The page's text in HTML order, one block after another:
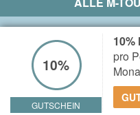
10%
GUTSCHEIN
10%
pro